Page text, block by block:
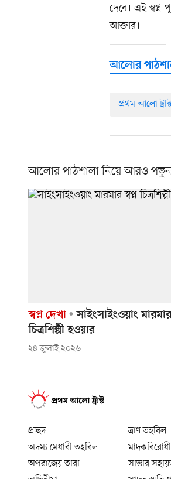
দেবে। এই
আক্তার।
আলোর
প্রথম আলো
আলোর পাঠশালা নিয়ে আরও পড়ুন
স্বপ্ন দেখা
সাইংসাইংওয়াং মারমার
চিত্রশিল্পী হওয়ার
২৪ জুলাই ২০২৬
প্রচ্ছদ
অদম্য মেধাবী তহবিল
অপরাজেয় তারা
ত্রাণ তহবিল
সাভার